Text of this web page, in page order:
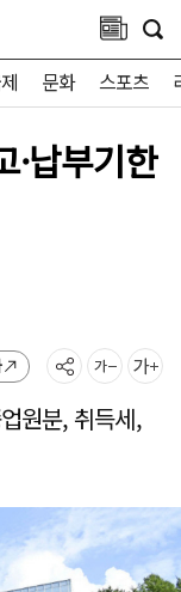
문화 스포츠
·납부기한
원분, 취득세,